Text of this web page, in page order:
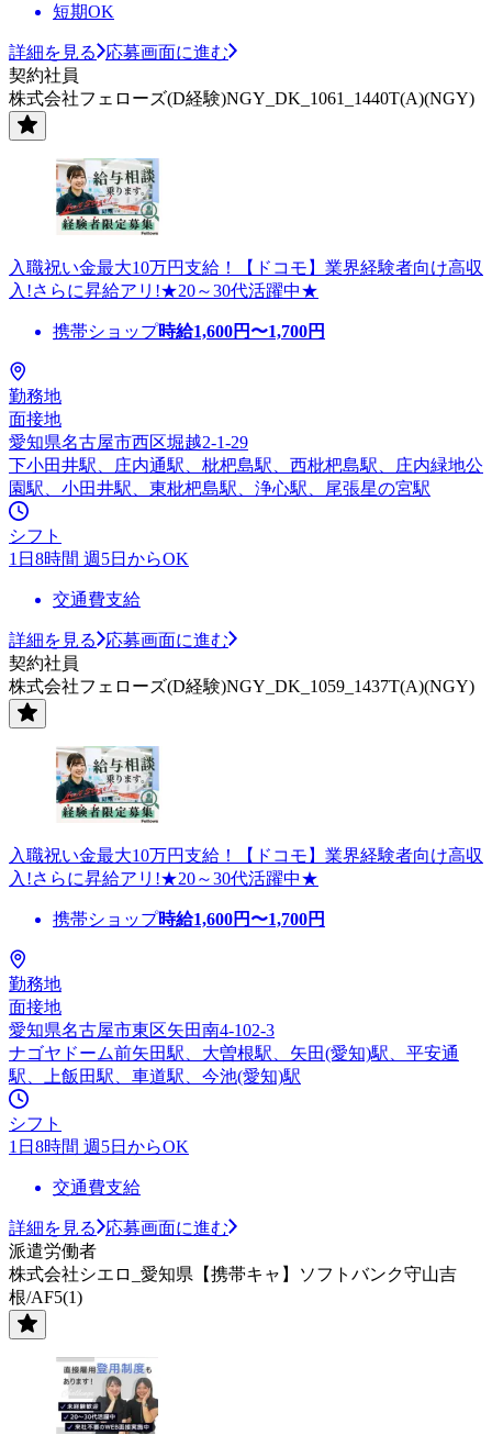
短期OK
詳細を見る
応募画面に進む
契約社員
株式会社フェローズ(D経験)NGY_DK_1061_1440T(A)(NGY)
入職祝い金最大10万円支給！【ドコモ】業界経験者向け高収
入!さらに昇給アリ!★20～30代活躍中★
携帯ショップ時給1,600円〜1,700円
勤務地
面接地
愛知県名古屋市西区堀越2-1-29
下小田井駅、庄内通駅、枇杷島駅、西枇杷島駅、庄内緑地公
園駅、小田井駅、東枇杷島駅、浄心駅、尾張星の宮駅
シフト
1日8時間 週5日からOK
交通費支給
詳細を見る
応募画面に進む
契約社員
株式会社フェローズ(D経験)NGY_DK_1059_1437T(A)(NGY)
入職祝い金最大10万円支給！【ドコモ】業界経験者向け高収
入!さらに昇給アリ!★20～30代活躍中★
携帯ショップ時給1,600円〜1,700円
勤務地
面接地
愛知県名古屋市東区矢田南4-102-3
ナゴヤドーム前矢田駅、大曽根駅、矢田(愛知)駅、平安通
駅、上飯田駅、車道駅、今池(愛知)駅
シフト
1日8時間 週5日からOK
交通費支給
詳細を見る
応募画面に進む
派遣労働者
株式会社シエロ_愛知県【携帯キャ】ソフトバンク守山吉
根/AF5(1)